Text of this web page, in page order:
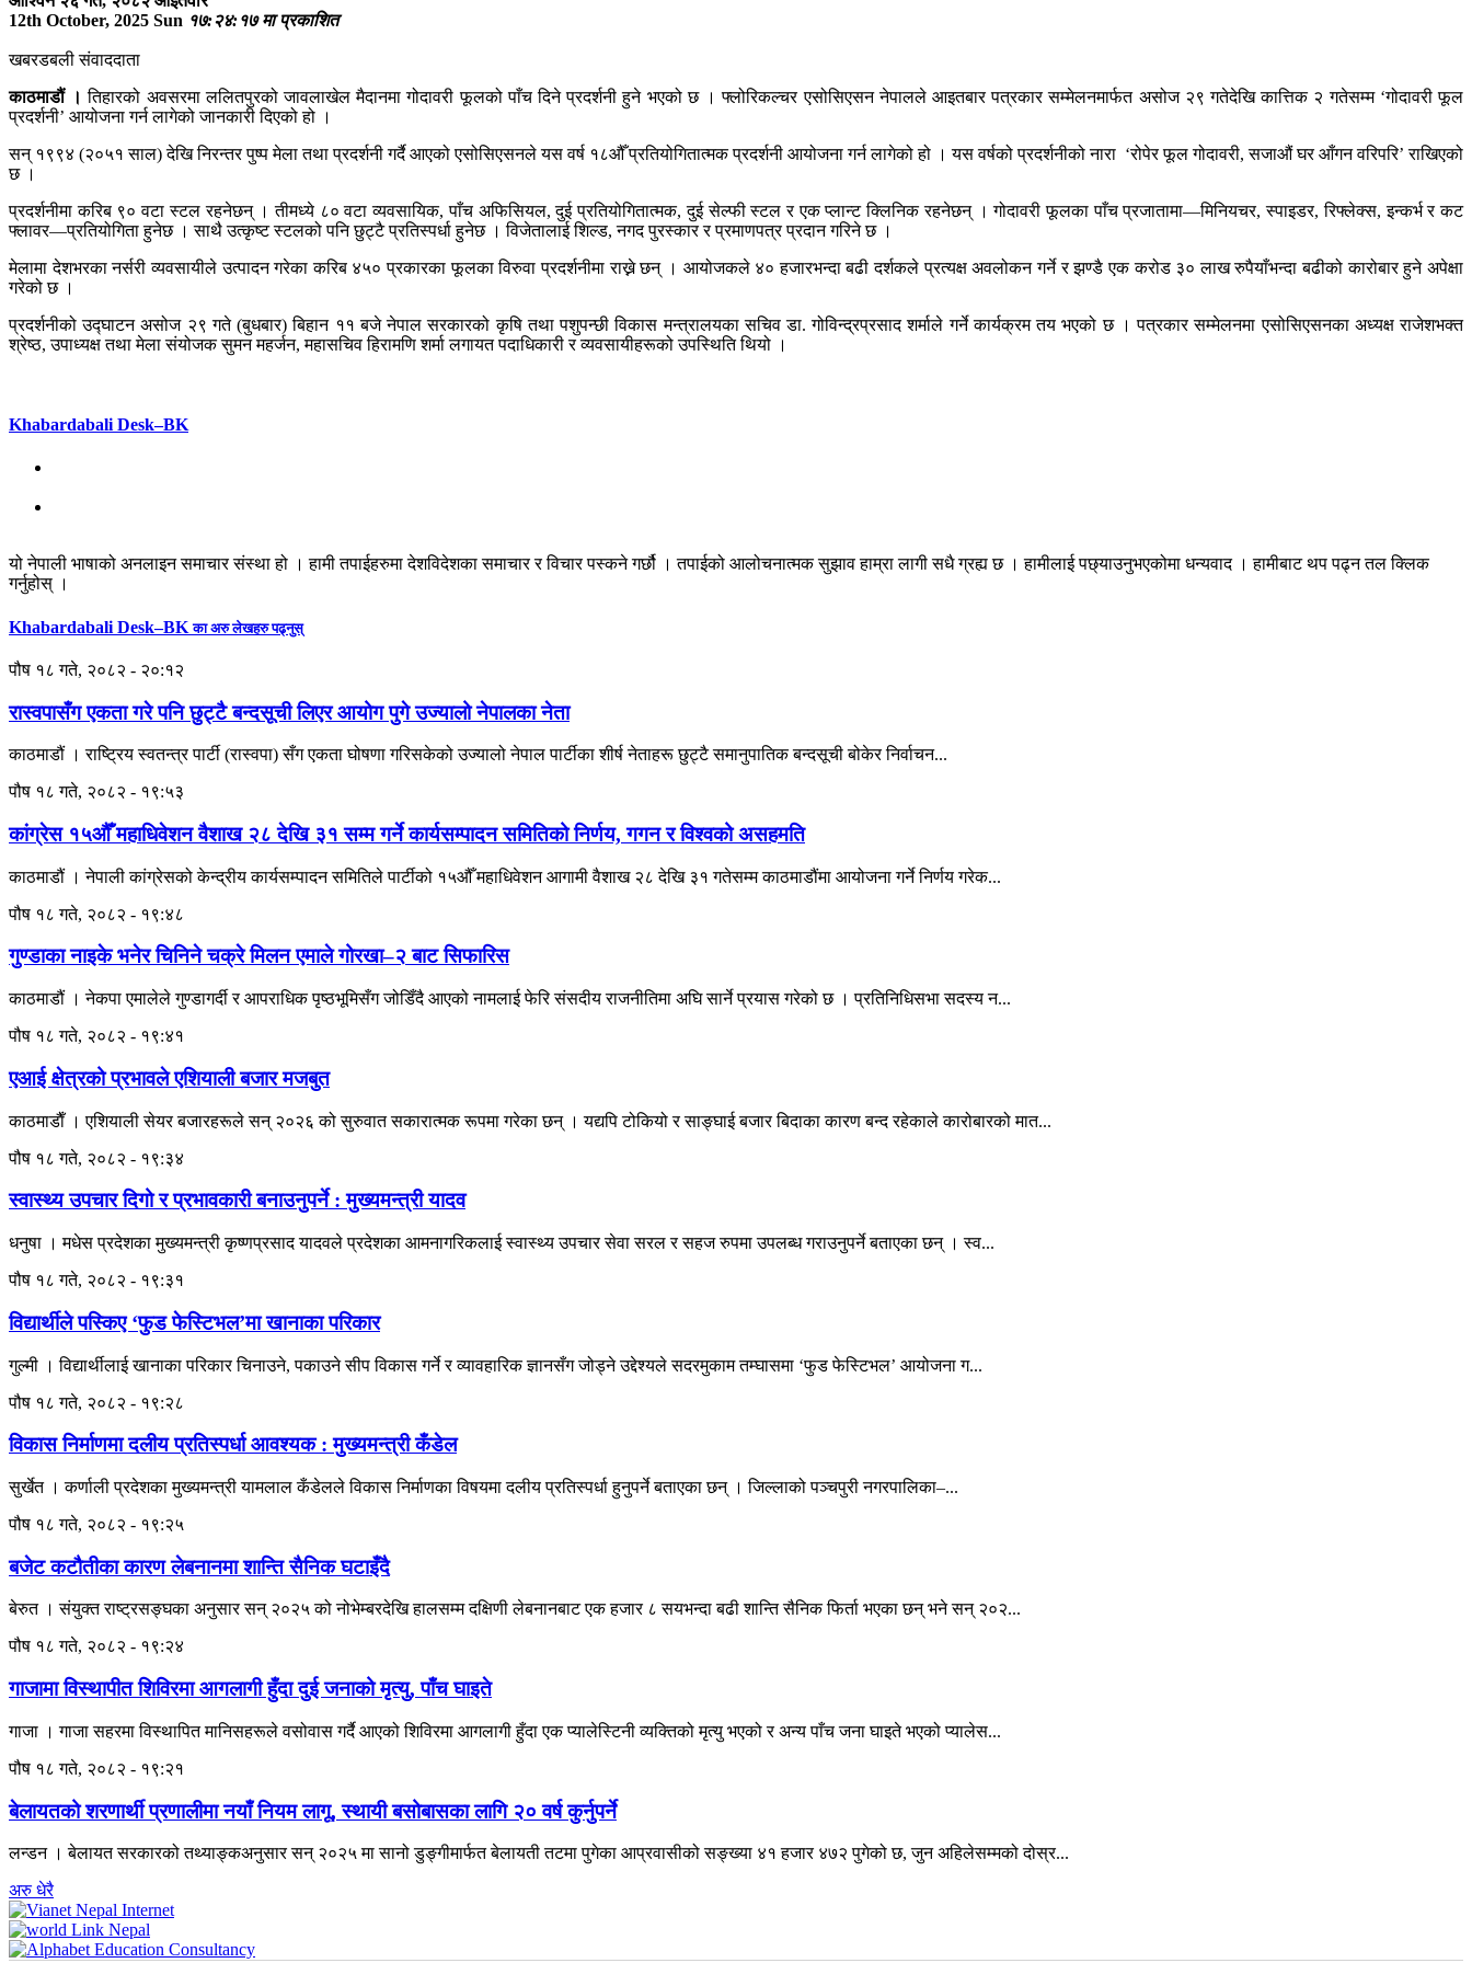
12th October, 2025 Sun १७:२४:१७ मा प्रकाशित
खबरडबली संवाददाता
काठमाडौं ।तिहारको अवसरमा ललितपुरको जावलाखेल मैदानमा गोदावरी फूलको पाँच दिने प्रदर्शनी हुने भएको छ । फ्लोरिकल्चर एसोसिएसन नेपालले आइतबार पत्रकार सम्मेलनमार्फत असोज २९ गतेदेखि कात्तिक २ गतेसम्म ‘गोदावरी फूल
प्रदर्शनी’ आयोजना गर्न लागेको जानकारी दिएको हो ।
सन् १९९४ (२०५१ साल) देखि निरन्तर पुष्प मेला तथा प्रदर्शनी गर्दै आएको एसोसिएसनले यस वर्ष १८औँ प्रतियोगितात्मक प्रदर्शनी आयोजना गर्न लागेको हो । यस वर्षको प्रदर्शनीको नारा ‘रोपेर फूल गोदावरी, सजाऔं घर आँगन वरिपरि’ राखिएको
छ ।
प्रदर्शनीमा करिब ९० वटा स्टल रहनेछन् । तीमध्ये ८० वटा व्यवसायिक, पाँच अफिसियल, दुई प्रतियोगितात्मक, दुई सेल्फी स्टल र एक प्लान्ट क्लिनिक रहनेछन् । गोदावरी फूलका पाँच प्रजातामा—मिनियचर, स्पाइडर, रिफ्लेक्स, इन्कर्भ र कट
फ्लावर—प्रतियोगिता हुनेछ । साथै उत्कृष्ट स्टलको पनि छुट्टै प्रतिस्पर्धा हुनेछ । विजेतालाई शिल्ड, नगद पुरस्कार र प्रमाणपत्र प्रदान गरिने छ ।
मेलामा देशभरका नर्सरी व्यवसायीले उत्पादन गरेका करिब ४५० प्रकारका फूलका विरुवा प्रदर्शनीमा राख्ने छन् । आयोजकले ४० हजारभन्दा बढी दर्शकले प्रत्यक्ष अवलोकन गर्ने र झण्डै एक करोड ३० लाख रुपैयाँभन्दा बढीको कारोबार हुने अपेक्षा
गरेको छ ।
प्रदर्शनीको उद्घाटन असोज २९ गते (बुधबार) बिहान ११ बजे नेपाल सरकारको कृषि तथा पशुपन्छी विकास मन्त्रालयका सचिव डा. गोविन्द्रप्रसाद शर्माले गर्ने कार्यक्रम तय भएको छ । पत्रकार सम्मेलनमा एसोसिएसनका अध्यक्ष राजेशभक्त
श्रेष्ठ, उपाध्यक्ष तथा मेला संयोजक सुमन महर्जन, महासचिव हिरामणि शर्मा लगायत पदाधिकारी र व्यवसायीहरूको उपस्थिति थियो ।
Khabardabali Desk–BK
यो नेपाली भाषाको अनलाइन समाचार संस्था हो । हामी तपाईहरुमा देशविदेशका समाचार र विचार पस्कने गर्छौ । तपाईको आलोचनात्मक सुझाव हाम्रा लागी सधै ग्रह्य छ । हामीलाई पछ्याउनुभएकोमा धन्यवाद । हामीबाट थप पढ्न तल क्लिक
गर्नुहोस् ।
Khabardabali Desk–BKका अरु लेखहरु पढ्नुस्
पौष १८ गते, २०८२ - २०:१२
रास्वपासँग एकता गरे पनि छुट्टै बन्दसूची लिएर आयोग पुगे उज्यालो नेपालका नेता
काठमाडौं । राष्ट्रिय स्वतन्त्र पार्टी (रास्वपा) सँग एकता घोषणा गरिसकेको उज्यालो नेपाल पार्टीका शीर्ष नेताहरू छुट्टै समानुपातिक बन्दसूची बोकेर निर्वाचन...
पौष १८ गते, २०८२ - १९:५३
कांग्रेस १५औँ महाधिवेशन वैशाख २८ देखि ३१ सम्म गर्ने कार्यसम्पादन समितिको निर्णय, गगन र विश्वको असहमति
काठमाडौं । नेपाली कांग्रेसको केन्द्रीय कार्यसम्पादन समितिले पार्टीको १५औँ महाधिवेशन आगामी वैशाख २८ देखि ३१ गतेसम्म काठमाडौंमा आयोजना गर्ने निर्णय गरेक...
पौष १८ गते, २०८२ - १९:४८
गुण्डाका नाइके भनेर चिनिने चक्रे मिलन एमाले गोरखा–२ बाट सिफारिस
काठमाडौं । नेकपा एमालेले गुण्डागर्दी र आपराधिक पृष्ठभूमिसँग जोडिँदै आएको नामलाई फेरि संसदीय राजनीतिमा अघि सार्ने प्रयास गरेको छ । प्रतिनिधिसभा सदस्य न...
पौष १८ गते, २०८२ - १९:४१
एआई क्षेत्रको प्रभावले एशियाली बजार मजबुत
काठमाडाैँ । एशियाली सेयर बजारहरूले सन् २०२६ को सुरुवात सकारात्मक रूपमा गरेका छन् । यद्यपि टोकियो र साङ्घाई बजार बिदाका कारण बन्द रहेकाले कारोबारको मात...
पौष १८ गते, २०८२ - १९:३४
स्वास्थ्य उपचार दिगो र प्रभावकारी बनाउनुपर्ने : मुख्यमन्त्री यादव
धनुषा । मधेस प्रदेशका मुख्यमन्त्री कृष्णप्रसाद यादवले प्रदेशका आमनागरिकलाई स्वास्थ्य उपचार सेवा सरल र सहज रुपमा उपलब्ध गराउनुपर्ने बताएका छन् । स्व...
पौष १८ गते, २०८२ - १९:३१
विद्यार्थीले पस्किए ‘फुड फेस्टिभल’मा खानाका परिकार
गुल्मी । विद्यार्थीलाई खानाका परिकार चिनाउने, पकाउने सीप विकास गर्ने र व्यावहारिक ज्ञानसँग जोड्ने उद्देश्यले सदरमुकाम तम्घासमा ‘फुड फेस्टिभल’ आयोजना ग...
पौष १८ गते, २०८२ - १९:२८
विकास निर्माणमा दलीय प्रतिस्पर्धा आवश्यक : मुख्यमन्त्री कँडेल
सुर्खेत । कर्णाली प्रदेशका मुख्यमन्त्री यामलाल कँडेलले विकास निर्माणका विषयमा दलीय प्रतिस्पर्धा हुनुपर्ने बताएका छन् । जिल्लाको पञ्चपुरी नगरपालिका–...
पौष १८ गते, २०८२ - १९:२५
बजेट कटौतीका कारण लेबनानमा शान्ति सैनिक घटाइँदै
बेरुत । संयुक्त राष्ट्रसङ्घका अनुसार सन् २०२५ को नोभेम्बरदेखि हालसम्म दक्षिणी लेबनानबाट एक हजार ८ सयभन्दा बढी शान्ति सैनिक फिर्ता भएका छन् भने सन् २०२...
पौष १८ गते, २०८२ - १९:२४
गाजामा विस्थापीत शिविरमा आगलागी हुँदा दुई जनाको मृत्यु, पाँच घाइते
गाजा । गाजा सहरमा विस्थापित मानिसहरूले वसोवास गर्दै आएको शिविरमा आगलागी हुँदा एक प्यालेस्टिनी व्यक्तिको मृत्यु भएको र अन्य पाँच जना घाइते भएको प्यालेस...
पौष १८ गते, २०८२ - १९:२१
बेलायतको शरणार्थी प्रणालीमा नयाँ नियम लागू, स्थायी बसोबासका लागि २० वर्ष कुर्नुपर्ने
लन्डन । बेलायत सरकारको तथ्याङ्कअनुसार सन् २०२५ मा सानो डुङ्गीमार्फत बेलायती तटमा पुगेका आप्रवासीको सङ्ख्या ४१ हजार ४७२ पुगेको छ, जुन अहिलेसम्मको दोस्र...
अरु धेरै